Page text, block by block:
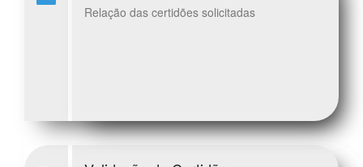
Relação das certidões solicitadas